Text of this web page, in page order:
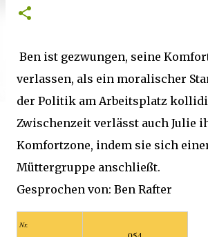
Ben ist gezwungen, seine
verlassen, als ein moralischer
der Politik am Arbeitsplatz
Zwischenzeit verlässt auch Julie
Komfortzone, indem sie sich
Müttergruppe anschließt.
Gesprochen von: Ben Rafter
Nr.